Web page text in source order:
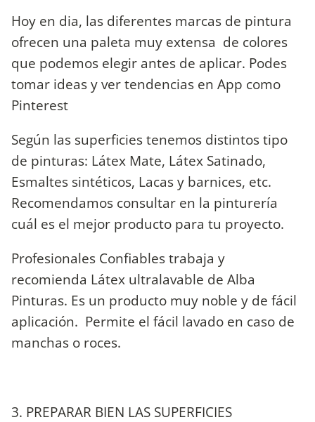
Hoy en dia, las diferentes marcas de pintura
ofrecen una paleta muy extensa de colores
que podemos elegir antes de aplicar. Podes
tomar ideas y ver tendencias en App como
Pinterest
Según las superficies tenemos distintos tipo
de pinturas: Látex Mate, Látex Satinado,
Esmaltes sintéticos, Lacas y barnices, etc.
Recomendamos consultar en la pinturería
cuál es el mejor producto para tu proyecto.
Profesionales Confiables trabaja y
recomienda Látex ultralavable de Alba
Pinturas. Es un producto muy noble y de fácil
aplicación. Permite el fácil lavado en caso de
manchas o roces.
3. PREPARAR BIEN LAS SUPERFICIES